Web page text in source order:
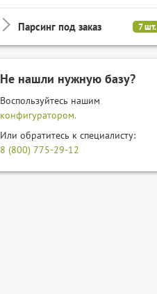
Парсинг под заказ 7 шт.
Не нашли нужную базу?
Воспользуйтесь нашим
конфигуратором.
Или обратитесь к специалисту:
8 (800) 775-29-12